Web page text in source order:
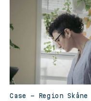
Case – Region Skåne